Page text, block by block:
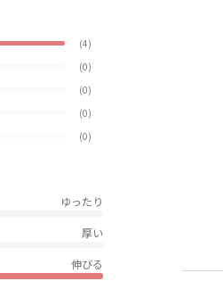
(4)
(0)
(0)
(0)
(0)
ゆったり
厚い
伸びる